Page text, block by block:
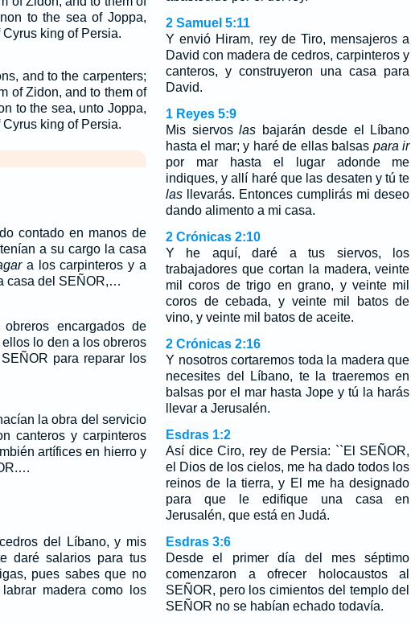
to the sea of Joppa,
king of Persia.
and to the carpenters;
of Zidon, and to them of
to the sea, unto Joppa,
king of Persia.
contado en manos de
a su cargo la casa
a los carpinteros y a
casa del SEÑOR,…
encargados de
lo den a los obreros
para reparar los
la obra del servicio
canteros y carpinteros
artífices en hierro y
del Líbano, y mis
daré salarios para tus
pues sabes que no
madera como los
2 Samuel 5:11
Y envió Hiram, rey de Tiro, mensajeros a
David con madera de cedros, carpinteros y
canteros, y construyeron una casa para
David.
1 Reyes 5:9
Mis siervoslas bajarán desde el Líbano
hasta el mar; y haré de ellas balsas para ir
por mar hasta el lugar adonde me
indiques, y allí haré que las desaten y tú te
lasllevarás. Entonces cumplirás mi deseo
dando alimento a mi casa.
2 Crónicas 2:10
Y he aquí, daré a tus siervos, los
trabajadores que cortan la madera, veinte
mil coros de trigo en grano, y veinte mil
coros de cebada, y veinte mil batos de
vino, y veinte mil batos de aceite.
2 Crónicas 2:16
Y nosotros cortaremos toda la madera que
necesites del Líbano, te la traeremos en
balsas por el mar hasta Jope y tú la harás
llevar a Jerusalén.
Esdras 1:2
Así dice Ciro, rey de Persia: ``El SEÑOR,
el Dios de los cielos, me ha dado todos los
reinos de la tierra, y El me ha designado
para que le edifique una casa en
Jerusalén, que está en Judá.
Esdras 3:6
Desde el primer día del mes séptimo
comenzaron a ofrecer holocaustos al
SEÑOR, pero los cimientos del templo del
SEÑOR no se habían echado todavía.